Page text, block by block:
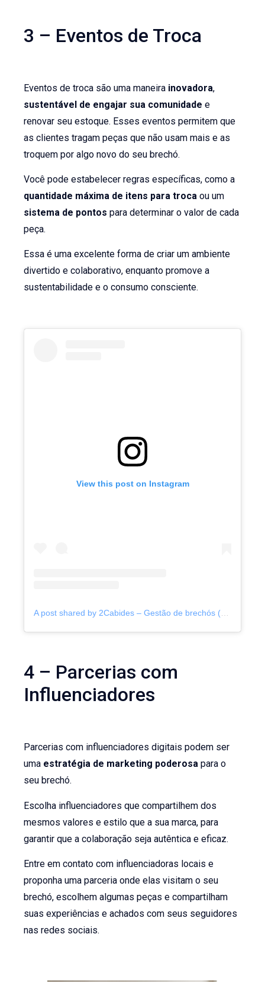
3 – Eventos de Troca
Eventos de troca são uma maneira inovadora,
sustentável de engajar sua comunidade e
renovar seu estoque. Esses eventos permitem que
as clientes tragam peças que não usam mais e as
troquem por algo novo do seu brechó.
Você pode estabelecer regras específicas, como a
quantidade máxima de itens para troca ou um
sistema de pontos para determinar o valor de cada
peça.
Essa é uma excelente forma de criar um ambiente
divertido e colaborativo, enquanto promove a
sustentabilidade e o consumo consciente.
View this post on Instagram
4 – Parcerias com
Influenciadores
Parcerias com influenciadores digitais podem ser
uma estratégia de marketing poderosa para o
seu brechó.
Escolha influenciadores que compartilhem dos
mesmos valores e estilo que a sua marca, para
garantir que a colaboração seja autêntica e eficaz.
Entre em contato com influenciadoras locais e
proponha uma parceria onde elas visitam o seu
brechó, escolhem algumas peças e compartilham
suas experiências e achados com seus seguidores
nas redes sociais.